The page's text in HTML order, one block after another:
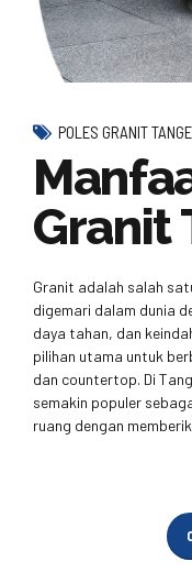
POLES GRANIT
Granit
Granit adalah salah
digemari dalam dunia
daya tahan, dan
pilihan utama untuk
dan countertop. Di
semakin populer
ruang dengan